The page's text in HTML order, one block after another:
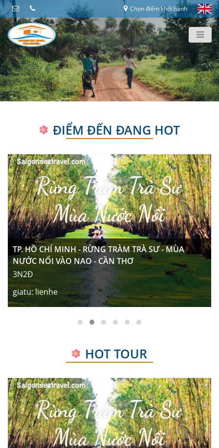
Chọn điểm khởi hành
ĐIỂM ĐẾN ĐANG HOT
TP. HỒ CHÍ MINH - RỪNG TRÀM TRÀ SƯ - MÙA
NƯỚC NỔI VÀO NAO - CẦN THƠ
3N2Đ
giatu:lienhe
noikhoihanh:Hồ Chí Minh
HOT TOUR